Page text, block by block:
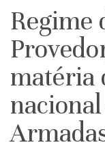
EN
Regime
matéria